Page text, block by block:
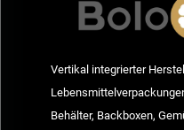
Vertikal integrierter
Behälter, Backboxen,